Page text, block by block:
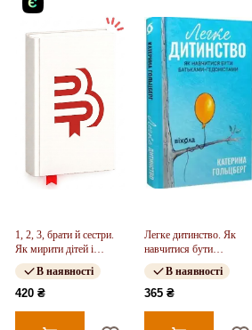
1, 2, 3, брати й сестри.
Як мирити дітей і
знаходити в сім'ї
комфортне місце для
кожного (у)
В наявності
420 ₴
Легке дитинство. Як
навчитися бути
батьками-гедоністами
В наявності
365 ₴